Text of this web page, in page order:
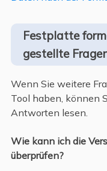
Festplatte
gestellte
Wenn Sie weitere
Tool haben, können
Antworten lesen.
Wie kann ich die
überprüfen?